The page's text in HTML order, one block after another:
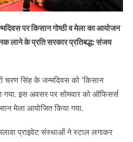
पर किसान गोष्ठी व मेला का आयोजन
लाने के प्रति सरकार प्रतिबद्ध: संजय
चरण सिंह के जन्मदिवस को ‘किसान
गया. इस अवसर पर सोमवार को ऑफिसर्स
मेला आयोजित किया गया.
प्राइवेट संस्थाओं ने स्टाल लगाकर